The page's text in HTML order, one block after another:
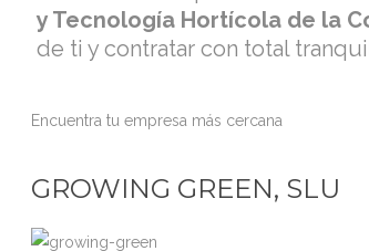
y Tecnología Hortícola de la
de ti y contratar con total
Encuentra tu empresa más cercana
GROWING GREEN, SLU